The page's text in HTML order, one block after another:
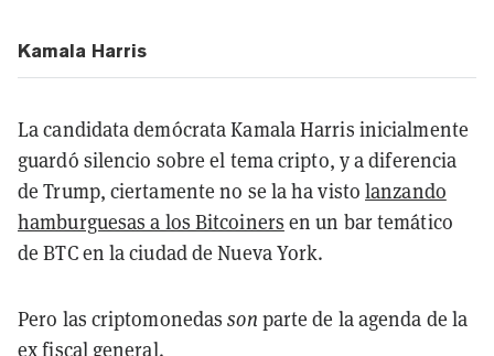
Kamala Harris
La candidata demócrata Kamala Harris inicialmente
guardó silencio sobre el tema cripto, y a diferencia
de Trump, ciertamente no se la ha vistolanzando
hamburguesas a los Bitcoiners en un bar temático
de BTC en la ciudad de Nueva York.
Pero las criptomonedasson parte de la agenda de la
ex fiscal general.